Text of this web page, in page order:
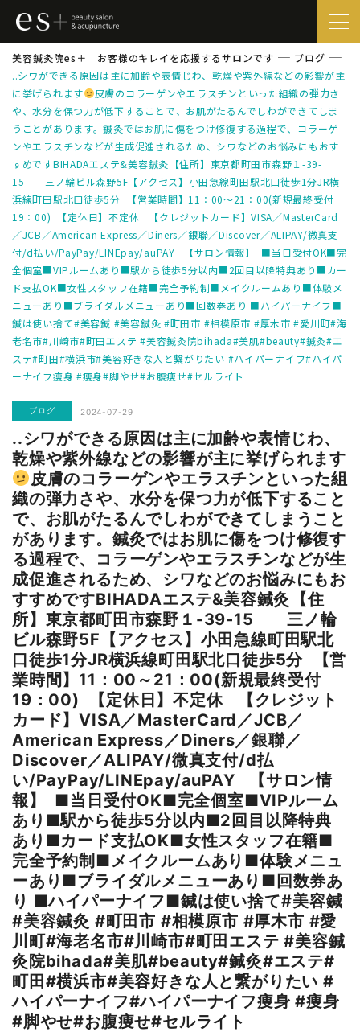
美容鍼灸院es＋｜お客様のキレイを応援するサロンです
ブログ
..シワができる原因は主に加齢や表情じわ、乾燥や紫外線などの影響が主
に挙げられます
皮膚のコラーゲンやエラスチンといった組織の弾力さ
や、水分を保つ力が低下することで、お肌がたるんでしわができてしま
うことがあります。鍼灸ではお肌に傷をつけ修復する過程で、コラーゲ
ンやエラスチンなどが生成促進されるため、シワなどのお悩みにもおす
すめですBIHADAエステ&美容鍼灸⁡【住所】東京都町田市森野１-39-
15 三ノ輪ビル森野5F【アクセス】小田急線町田駅北口徒歩1分JR横
浜線町田駅北口徒歩5分 ⁡【営業時間】11：00～21：00(新規最終受付
19：00) ⁡【定休日】不定休 ⁡【クレジットカード】VISA／MasterCard
／JCB／American Express／Diners／銀聯／Discover／ALIPAY/微真支
付/d払い/PayPay/LINEpay/auPAY 【サロン情報】 ■当日受付OK■完
全個室■VIPルームあり■駅から徒歩5分以内■2回目以降特典あり■カー
ド支払OK■女性スタッフ在籍■完全予約制■メイクルームあり■体験メ
ニューあり■ブライダルメニューあり■回数券あり ■ハイパーナイフ■
鍼は使い捨て⁡#美容鍼 #美容鍼灸 #町田市 #相模原市 #厚木市 #愛川町#海
老名市#川崎市#町田エステ #美容鍼灸院bihada#美肌#beauty#鍼灸#エ
ステ#町田#横浜市#美容好きな人と繋がりたい #ハイパーナイフ#ハイパ
ーナイフ痩身 #痩身#脚やせ#お腹痩せ#セルライト
ブログ 2024-07-29
..シワができる原因は主に加齢や表情じわ、
乾燥や紫外線などの影響が主に挙げられます
皮膚のコラーゲンやエラスチンといった組
織の弾力さや、水分を保つ力が低下すること
で、お肌がたるんでしわができてしまうこと
があります。鍼灸ではお肌に傷をつけ修復す
る過程で、コラーゲンやエラスチンなどが生
成促進されるため、シワなどのお悩みにもお
すすめですBIHADAエステ&美容鍼灸⁡【住
所】東京都町田市森野１-39-15 三ノ輪
ビル森野5F【アクセス】小田急線町田駅北
口徒歩1分JR横浜線町田駅北口徒歩5分 ⁡【営
業時間】11：00～21：00(新規最終受付
19：00) ⁡【定休日】不定休 ⁡【クレジット
カード】VISA／MasterCard／JCB／
American Express／Diners／銀聯／
Discover／ALIPAY/微真支付/d払
い/PayPay/LINEpay/auPAY 【サロン情
報】 ■当日受付OK■完全個室■VIPルーム
あり■駅から徒歩5分以内■2回目以降特典
あり■カード支払OK■女性スタッフ在籍■
完全予約制■メイクルームあり■体験メニュ
ーあり■ブライダルメニューあり■回数券あ
り ■ハイパーナイフ■鍼は使い捨て⁡#美容鍼
#美容鍼灸 #町田市 #相模原市 #厚木市 #愛
川町#海老名市#川崎市#町田エステ #美容鍼
灸院bihada#美肌#beauty#鍼灸#エステ#
町田#横浜市#美容好きな人と繋がりたい #
ハイパーナイフ#ハイパーナイフ痩身 #痩身
#脚やせ#お腹痩せ#セルライト